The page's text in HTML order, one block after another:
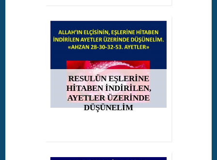
RESULÜN EŞLERİNE
HİTABEN İNDİRİLEN,
AYETLER ÜZERİNDE
DÜŞÜNELİM